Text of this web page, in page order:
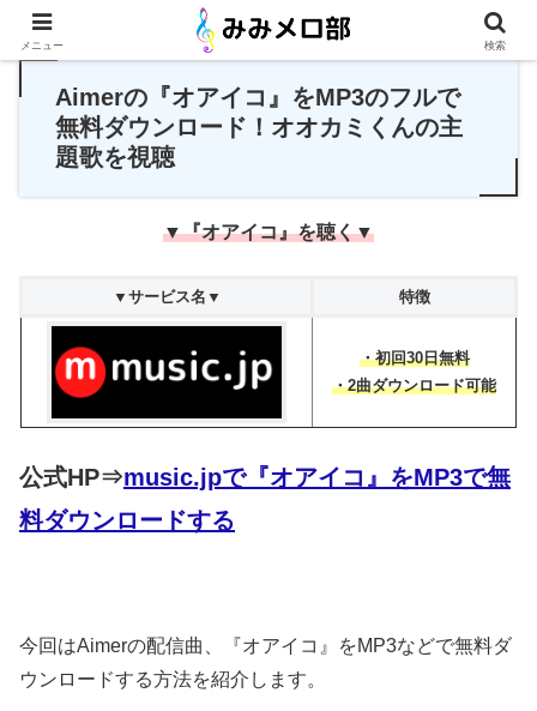
PR
Aimerの『オアイコ』をMP3のフルで
無料ダウンロード！オオカミくんの主
題歌を視聴
▼『オアイコ』を聴く▼
▼サービス名▼ 特徴
・初回30日無料
・2曲ダウンロード可能
公式HP⇒music.jpで『オアイコ』をMP3で無
料ダウンロードする
今回はAimerの配信曲、『オアイコ』をMP3などで無料ダ
ウンロードする方法を紹介します。
メニュー 検索